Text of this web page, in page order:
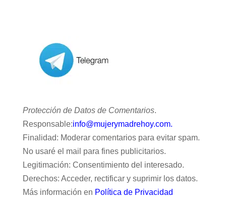
Protección de Datos de Comentarios.
Responsable:info@mujerymadrehoy.com.
Finalidad: Moderar comentarios para evitar spam.
No usaré el mail para fines publicitarios.
Legitimación: Consentimiento del interesado.
Derechos: Acceder, rectificar y suprimir los datos.
Más información en Política de Privacidad